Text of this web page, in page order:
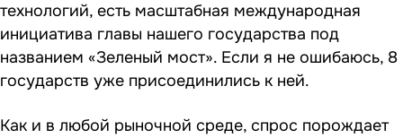
технологий, есть масштабная международная
инициатива главы нашего государства под
названием «Зеленый мост». Если я не ошибаюсь, 8
государств уже присоединились к ней.
Как и в любой рыночной среде, спрос порождает